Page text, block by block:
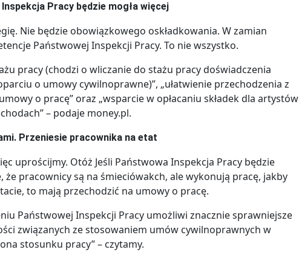
Pracy będzie mogła więcej
Nie będzie obowiązkowego oskładkowania. W zamian
Państwowej Inspekcji Pracy. To nie wszystko.
pracy (chodzi o wliczanie do stażu pracy doświadczenia
o umowy cywilnoprawne)”, „ułatwienie przechodzenia z
o pracę” oraz „wsparcie w opłacaniu składek dla artystów
– podaje money.pl.
Przeniesie pracownika na etat
uprościjmy. Otóż Jeśli Państwowa Inspekcja Pracy będzie
pracownicy są na śmieciówakch, ale wykonują pracę, jakby
to mają przechodzić na umowy o pracę.
Państwowej Inspekcji Pracy umożliwi znacznie sprawniejsze
związanych ze stosowaniem umów cywilnoprawnych w
stosunku pracy” – czytamy.